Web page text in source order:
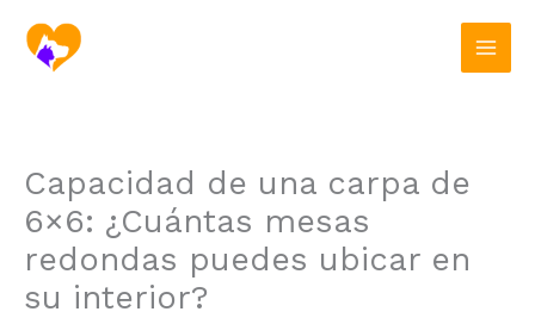
contenido
Capacidad de una carpa de
6×6: ¿Cuántas mesas
redondas puedes ubicar en
su interior?